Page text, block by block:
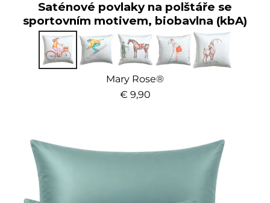
Saténové povlaky na polštáře se
sportovním motivem, biobavlna (kbA)
Mary Rose®
€ 9,90